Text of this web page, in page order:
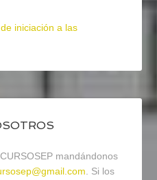
iniciación a las
mandándonos
. Si los